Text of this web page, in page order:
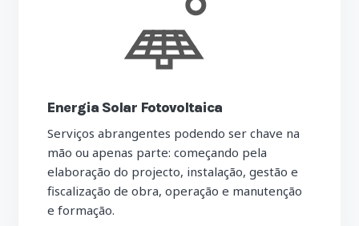
Energia Solar Fotovoltaica
Serviços abrangentes podendo ser chave na
mão ou apenas parte: começando pela
elaboração do projecto, instalação, gestão e
fiscalização de obra, operação e manutenção
e formação.